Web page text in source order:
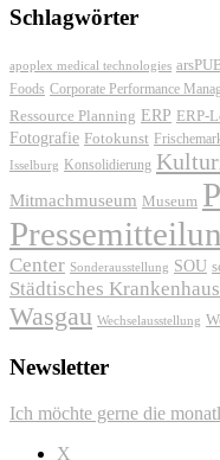
Schlagwörter
apoplex medical technologies
Foods Corporate Performance
Ressource Planning ERP ERP-
Fotografie Fotokunst
Isselburg Konsolidierung
Mitmachmuseum Museum
Center Sonderausstellung SOU
Städtisches
Wasgau Wechselausstellung
Newsletter
Ich möchte gerne die
X